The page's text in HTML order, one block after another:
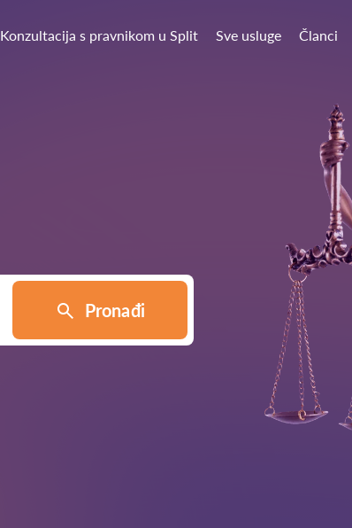
Konzultacija s pravnikom u Split Sve usluge Članci
Pronađi